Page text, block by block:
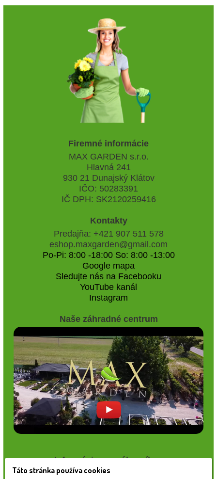
Firemné informácie
MAX GARDEN s.r.o.
Hlavná 241
930 21 Dunajský Klátov
IČO: 50283391
IČ DPH: SK2120259416
Kontakty
Predajňa: +421 907 511 578
eshop.maxgarden@gmail.com
Po-Pi: 8:00 -18:00 So: 8:00 -13:00
Google mapa
Sledujte nás na Facebooku
YouTube kanál
Instagram
Naše záhradné centrum
Informácie pre zákazníkov
Blog
Táto stránka používa cookies